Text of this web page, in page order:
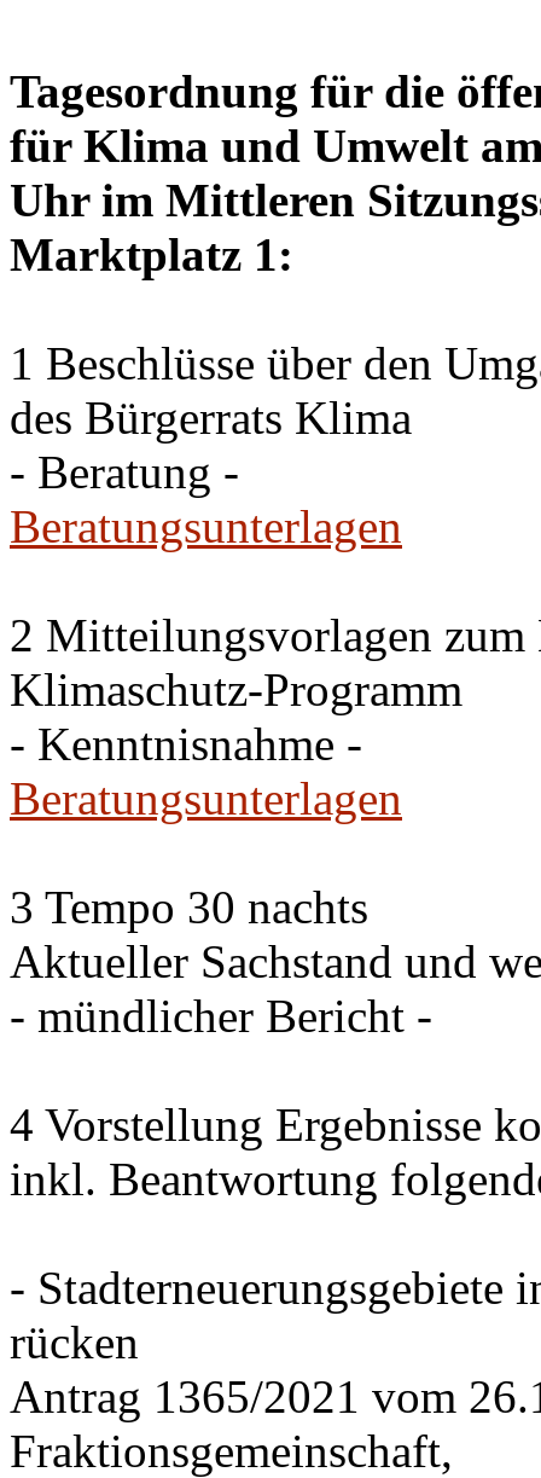
Tagesordnung für die
für Klima und Umwelt
Uhr im Mittleren
Marktplatz 1:
1 Beschlüsse über den
des Bürgerrats Klima
- Beratung -
Beratungsunterlagen
2 Mitteilungsvorlagen zum
Klimaschutz-Programm
- Kenntnisnahme -
Beratungsunterlagen
3 Tempo 30 nachts
Aktueller Sachstand und
- mündlicher Bericht -
4 Vorstellung Ergebnisse
inkl. Beantwortung
- Stadterneuerungsgebiete
rücken
Antrag 1365/2021 vom
Fraktionsgemeinschaft,